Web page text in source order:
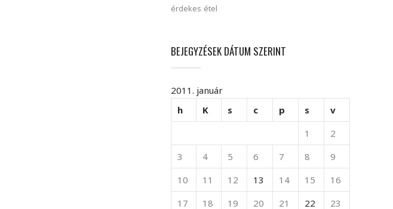
érdekes étel
BEJEGYZÉSEK DÁTUM SZERINT
2011. január
h
K s c p s
v
1
2
3
4 5 6 7 8
9
10
11 12 13 14 15
16
17
18 19 20 21 22
23